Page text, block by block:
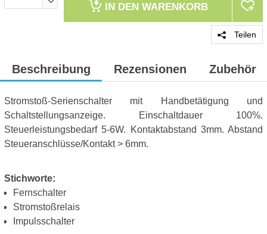
IN DEN WARENKORB
Teilen
Beschreibung Rezensionen Zubehör
Stromstoß-Serienschalter mit Handbetätigung und
Schaltstellungsanzeige. Einschaltdauer 100%.
Steuerleistungsbedarf 5-6W. Kontaktabstand 3mm. Abstand
Steueranschlüsse/Kontakt > 6mm.
Stichworte:
Fernschalter
Stromstoßrelais
Impulsschalter